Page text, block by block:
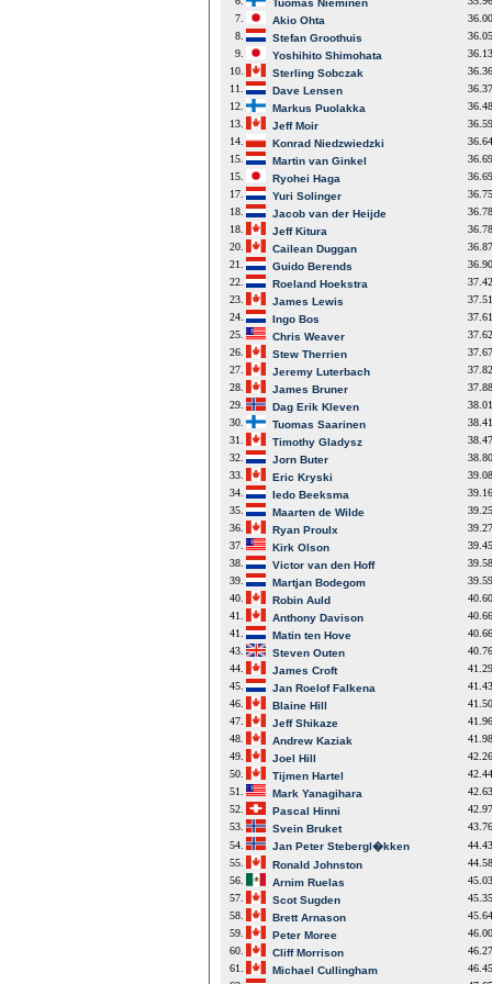
Tuomas Nieminen
7.
Akio Ohta
36.00
8.
Stefan Groothuis
36.05
9.
Yoshihito Shimohata
36.13
10.
Sterling Sobczak
36.36
11.
Dave Lensen
36.37
12.
Markus Puolakka
36.48
13.
Jeff Moir
36.59
14.
Konrad Niedzwiedzki
36.64
15.
Martin van Ginkel
36.69
15.
Ryohei Haga
36.69
17.
Yuri Solinger
36.75
18.
Jacob van der Heijde
36.78
18.
Jeff Kitura
36.78
20.
Cailean Duggan
36.87
21.
Guido Berends
36.90
22.
Roeland Hoekstra
37.42
23.
James Lewis
37.51
24.
Ingo Bos
37.61
25.
Chris Weaver
37.62
26.
Stew Therrien
37.67
27.
Jeremy Luterbach
37.82
28.
James Bruner
37.88
29.
Dag Erik Kleven
38.01
30.
Tuomas Saarinen
38.41
31.
Timothy Gladysz
38.47
32.
Jorn Buter
38.80
33.
Eric Kryski
39.08
34.
Iedo Beeksma
39.16
35.
Maarten de Wilde
39.25
36.
Ryan Proulx
39.27
37.
Kirk Olson
39.45
38.
Victor van den Hoff
39.58
39.
Martjan Bodegom
39.59
40.
Robin Auld
40.60
41.
Anthony Davison
40.66
41.
Matin ten Hove
40.66
43.
Steven Outen
40.76
44.
James Croft
41.29
45.
Jan Roelof Falkena
41.43
46.
Blaine Hill
41.50
47.
Jeff Shikaze
41.96
48.
Andrew Kaziak
41.98
49.
Joel Hill
42.26
50.
Tijmen Hartel
42.44
51.
Mark Yanagihara
42.63
52.
Pascal Hinni
42.97
53.
Svein Bruket
43.76
54.
Jan Peter Stebergl�kken
44.43
55.
Ronald Johnston
44.58
56.
Arnim Ruelas
45.03
57.
Scot Sugden
45.35
58.
Brett Arnason
45.64
59.
Peter Moree
46.00
60.
Cliff Morrison
46.27
61.
Michael Cullingham
46.45